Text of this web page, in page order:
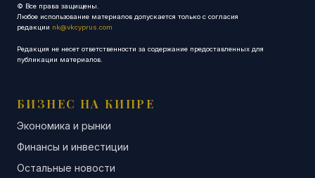
© Все права защищены.
Любое использование материалов допускается только с согласия
редакции nk@vkcyprus.com
Редакция не несет ответственности за содержание предоставленных для
публикации материалов.
БИЗНЕС НА КИПРЕ
Экономика и рынки
Финансы и инвестиции
Остальные новости